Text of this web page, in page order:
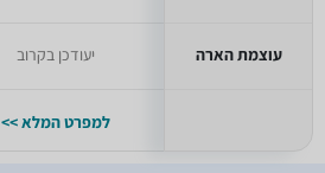
עוצמת הארה יעודכן בקרוב
למפרט המלא >>